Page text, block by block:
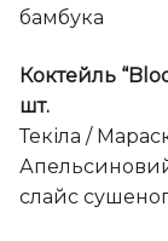
бамбука
Коктейль
шт.
Текіла /
слайс